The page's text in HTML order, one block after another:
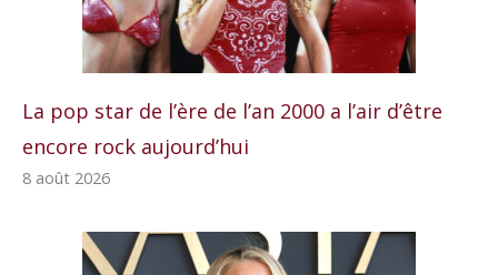
La pop star de l’ère de l’an 2000 a l’air d’être
encore rock aujourd’hui
8 août 2026